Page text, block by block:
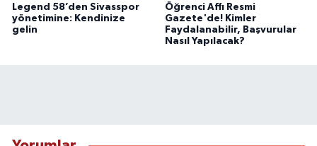
Legend 58’den Sivasspor
yönetimine: Kendinize
gelin
Öğrenci Affı Resmi
Gazete'de! Kimler
Faydalanabilir, Başvurular
Nasıl Yapılacak?